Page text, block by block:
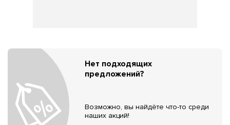
Нет подходящих
предложений?
Возможно, вы найдёте что-то среди
наших акций!